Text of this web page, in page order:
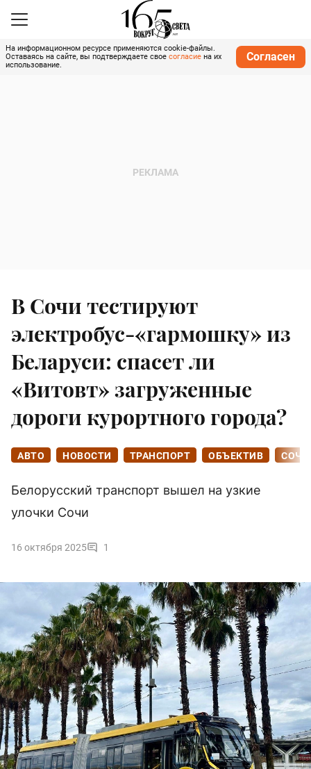
На информационном ресурсе применяются cookie-файлы.
Оставаясь на сайте, вы подтверждаете свое согласие на их
использование.
Согласен
В Сочи тестируют
электробус-«гармошку» из
Беларуси: спасет ли
«Витовт» загруженные
дороги курортного города?
АВТО НОВОСТИ ТРАНСПОРТ ОБЪЕКТИВ СОЧИ
Белорусский транспорт вышел на узкие
улочки Сочи
16 октября 2025 1